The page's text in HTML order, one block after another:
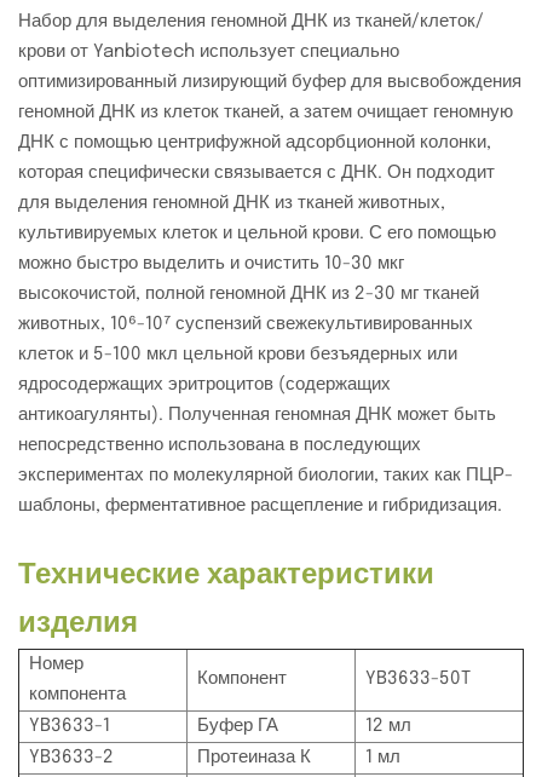
Набор для выделения геномной ДНК из тканей/клеток/
крови от Yanbiotech использует специально
оптимизированный лизирующий буфер для высвобождения
геномной ДНК из клеток тканей, а затем очищает геномную
ДНК с помощью центрифужной адсорбционной колонки,
которая специфически связывается с ДНК. Он подходит
для выделения геномной ДНК из тканей животных,
культивируемых клеток и цельной крови. С его помощью
можно быстро выделить и очистить 10-30 мкг
высокочистой, полной геномной ДНК из 2-30 мг тканей
животных, 10⁶-10⁷ суспензий свежекультивированных
клеток и 5-100 мкл цельной крови безъядерных или
ядросодержащих эритроцитов (содержащих
антикоагулянты). Полученная геномная ДНК может быть
непосредственно использована в последующих
экспериментах по молекулярной биологии, таких как ПЦР-
шаблоны, ферментативное расщепление и гибридизация.
Технические характеристики
изделия
Номер
компонента
Компонент YB3633-50T
YB3633-1 Буфер ГА
12 мл
YB3633-2
Протеиназа К 1 мл